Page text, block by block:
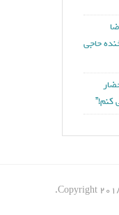
حاجی
کنم!”
Copyright